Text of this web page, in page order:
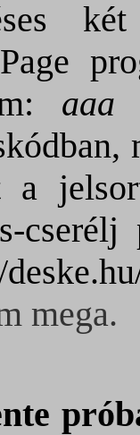
aaa
a
mega.